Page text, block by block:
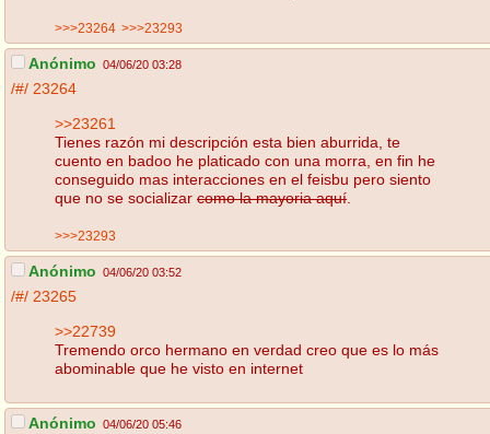
>>>23264 >>>23293
Anónimo 04/06/20 03:28
/#/ 23264
>>23261
Tienes razón mi descripción esta bien aburrida, te
cuento en badoo he platicado con una morra, en fin he
conseguido mas interacciones en el feisbu pero siento
que no se socializar como la mayoria aquí
>>>23293
Anónimo 04/06/20 03:52
/#/ 23265
>>22739
Tremendo orco hermano en verdad creo que es lo más
abominable que he visto en internet
Anónimo 04/06/20 05:46